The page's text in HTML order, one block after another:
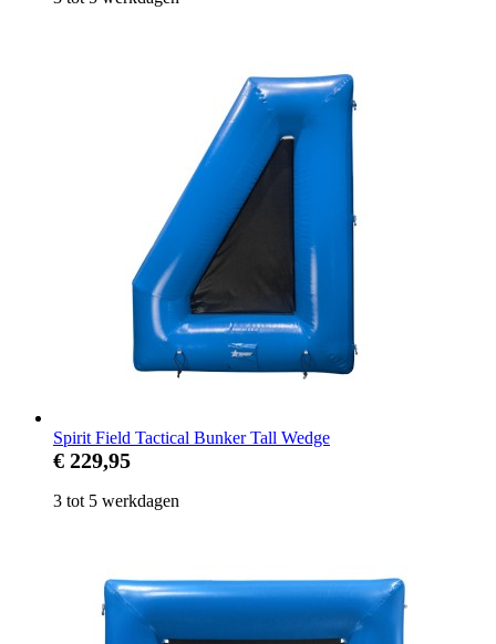
Spirit Field Tactical Bunker Tall Wedge
€ 229,95
3 tot 5 werkdagen